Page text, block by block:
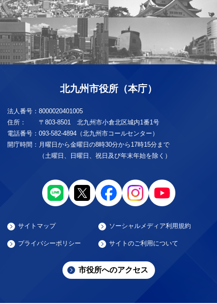
北九州市役所（本庁）
法人番号： 8000020401005
住所：
〒803-8501 北九州市小倉北区城内1番1号
電話番号： 093-582-4894（北九州市コールセンター）
開庁時間： 月曜日から金曜日の8時30分から17時15分まで
（土曜日、日曜日、祝日及び年末年始を除く）
サイトマップ ソーシャルメディア利用規約
プライバシーポリシー サイトのご利用について
市役所へのアクセス